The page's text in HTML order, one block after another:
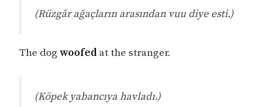
(Rüzgâr ağaçların arasından vuu diye esti.)
The dogwoofed at the stranger.
(Köpek yabancıya havladı.)